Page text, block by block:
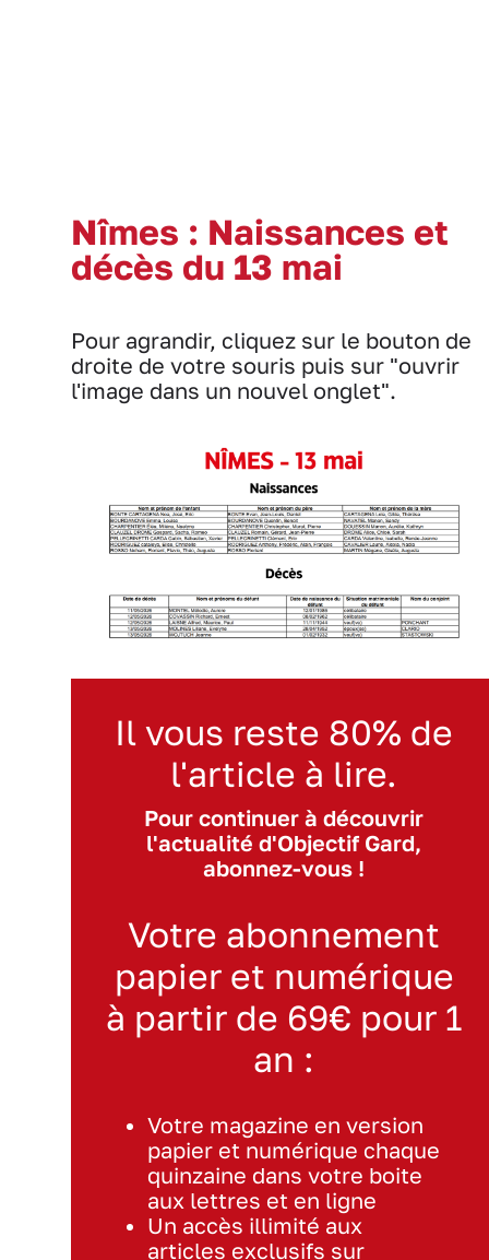
Nîmes : Naissances et
décès du 13 mai
Pour agrandir, cliquez sur le bouton de
droite de votre souris puis sur "ouvrir
l'image dans un nouvel onglet".
Il vous reste 80% de
l'article à lire.
Pour continuer à découvrir
l'actualité d'Objectif Gard,
abonnez-vous !
Votre abonnement
papier et numérique
à partir de 69€ pour 1
an :
Votre magazine en version
papier et numérique chaque
quinzaine dans votre boite
aux lettres et en ligne
Un accès illimité aux
articles exclusifs sur